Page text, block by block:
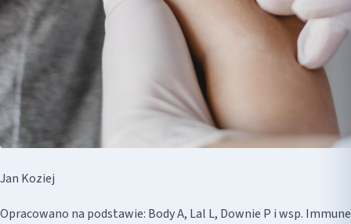
Jan Koziej
Opracowano na podstawie: Body A, Lal L, Downie P i wsp.